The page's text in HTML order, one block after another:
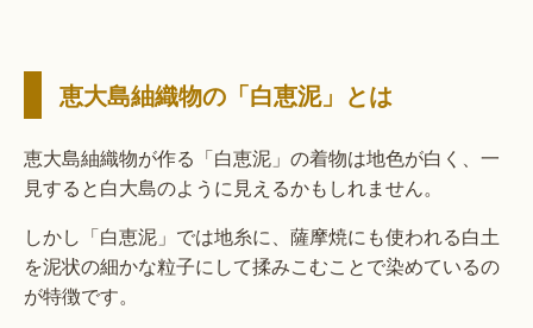
恵大島紬織物の「白恵泥」とは
恵大島紬織物が作る「白恵泥」の着物は地色が白く、一
見すると白大島のように見えるかもしれません。
しかし「白恵泥」では地糸に、薩摩焼にも使われる白土
を泥状の細かな粒子にして揉みこむことで染めているの
が特徴です。